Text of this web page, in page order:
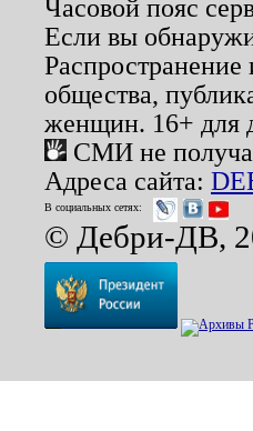
Часовой пояс
Если вы
общества,
женщин. 16+ для
СМИ не
Адреса сайта:
В социальных сетях:
© Дебри-ДВ,